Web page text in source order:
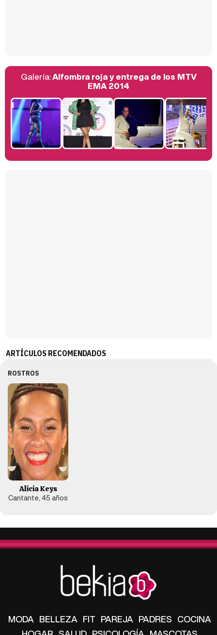
Manu Baqueiro: "Tuve como referente a Bruce Willis en 'Luz de Luna' para mi trabajo en la serie 'Perdiendo el juicio'"
Galería:Alfombra roja y entrega de los MTV
EMA 2014
ARTÍCULOS RECOMENDADOS
ROSTROS
Alicia Keys
Cantante, 45 años
MODA BELLEZA FIT PAREJA PADRES COCINA